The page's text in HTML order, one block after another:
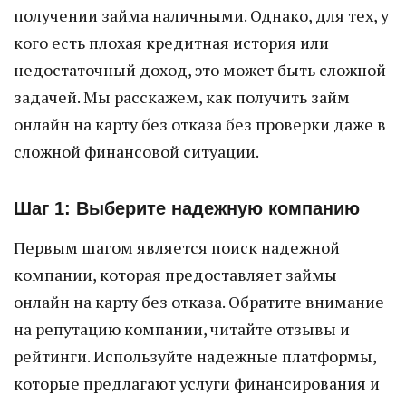
получении займа наличными. Однако, для тех, у
кого есть плохая кредитная история или
недостаточный доход, это может быть сложной
задачей. Мы расскажем, как получить займ
онлайн на карту без отказа без проверки даже в
сложной финансовой ситуации.
Шаг 1: Выберите надежную компанию
Первым шагом является поиск надежной
компании, которая предоставляет займы
онлайн на карту без отказа. Обратите внимание
на репутацию компании, читайте отзывы и
рейтинги. Используйте надежные платформы,
которые предлагают услуги финансирования и